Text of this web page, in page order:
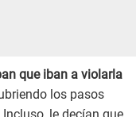
que iban a violarla
los pasos